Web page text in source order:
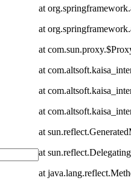
at
at
at
at
at
at
at
at
at